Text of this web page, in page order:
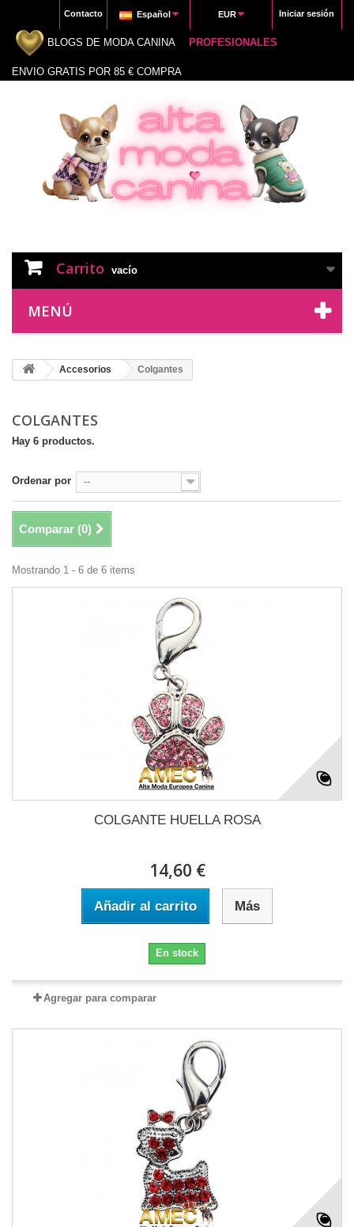
Iniciar sesión
EUR
Español
Contacto
BLOGS DE MODA CANINA PROFESIONALES
ENVIO GRATIS POR 85 € COMPRA
Carrito vacío
MENÚ
Accesorios Colgantes
COLGANTES
Hay 6 productos.
Ordenar por --
Comparar (0)
Mostrando 1 - 6 de 6 items
COLGANTE HUELLA ROSA
14,60 €
Añadir al carrito Más
En stock
Agregar para comparar